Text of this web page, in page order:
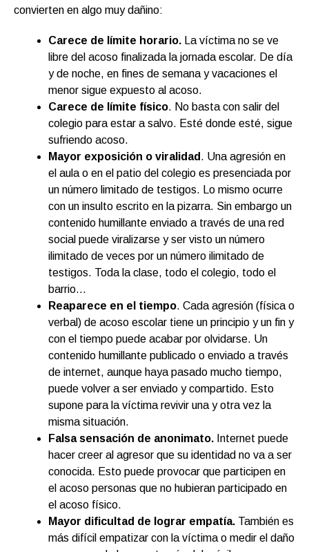
convierten en algo muy dañino:
Carece de límite horario. La víctima no se ve
libre del acoso finalizada la jornada escolar. De día
y de noche, en fines de semana y vacaciones el
menor sigue expuesto al acoso.
Carece de límite físico. No basta con salir del
colegio para estar a salvo. Esté donde esté, sigue
sufriendo acoso.
Mayor exposición o viralidad . Una agresión en
el aula o en el patio del colegio es presenciada por
un número limitado de testigos. Lo mismo ocurre
con un insulto escrito en la pizarra. Sin embargo un
contenido humillante enviado a través de una red
social puede viralizarse y ser visto un número
ilimitado de veces por un número ilimitado de
testigos. Toda la clase, todo el colegio, todo el
barrio…
Reaparece en el tiempo. Cada agresión (física o
verbal) de acoso escolar tiene un principio y un fin y
con el tiempo puede acabar por olvidarse. Un
contenido humillante publicado o enviado a través
de internet, aunque haya pasado mucho tiempo,
puede volver a ser enviado y compartido. Esto
supone para la víctima revivir una y otra vez la
misma situación.
Falsa sensación de anonimato. Internet puede
hacer creer al agresor que su identidad no va a ser
conocida. Esto puede provocar que participen en
el acoso personas que no hubieran participado en
el acoso físico.
Mayor dificultad de lograr empatía. También es
más difícil empatizar con la víctima o medir el daño